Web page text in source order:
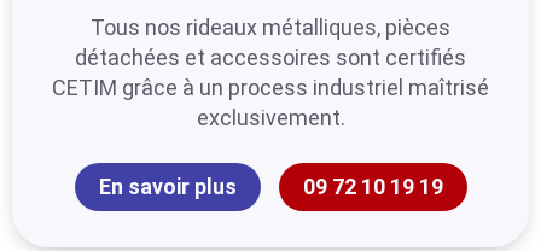
Tous nos rideaux métalliques, pièces
détachées et accessoires sont certifiés
CETIM grâce à un process industriel maîtrisé
exclusivement.
En savoir plus 09 72 10 19 19